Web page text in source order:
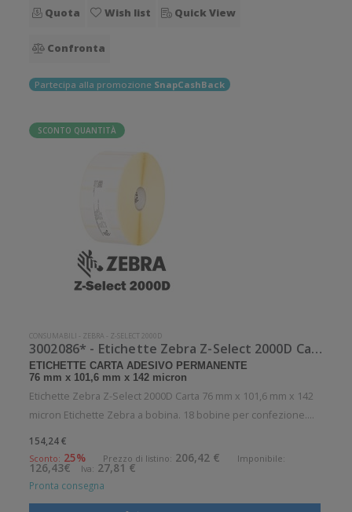
Quota Wish list Quick View
Confronta
Partecipa alla promozione SnapCashBack
SCONTO QUANTITÀ
CONSUMABILI - ZEBRA - Z-SELECT 2000D
3002086* - Etichette Zebra Z-Select 2000D Carta
ETICHETTE CARTA ADESIVO PERMANENTE
76 mm x 101,6 mm x 142 micron
Etichette Zebra Z-Select 2000D Carta 76 mm x 101,6 mm x 142
micron Etichette Zebra a bobina. 18 bobine per confezione.
130 etichette per bobina. Etichette in carta con adesivo
permanente. Diametro interno: 35 mm. Diametro esterno: 63
mm. Tipo: Supp
154,24 €
Sconto: 25% Prezzo di listino: 206,42 € Imponibile:
126,43€ Iva: 27,81 €
Pronta consegna